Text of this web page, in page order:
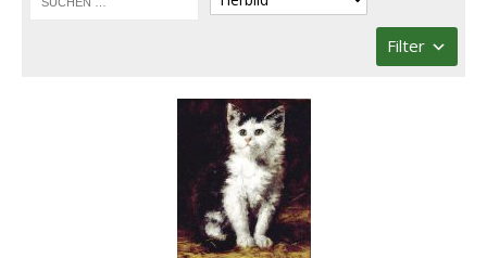
Filter